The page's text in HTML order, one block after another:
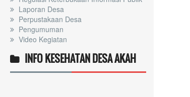
Laporan Desa
Perpustakaan Desa
Pengumuman
Video Kegiatan
INFO KESEHATAN DESA AKAH